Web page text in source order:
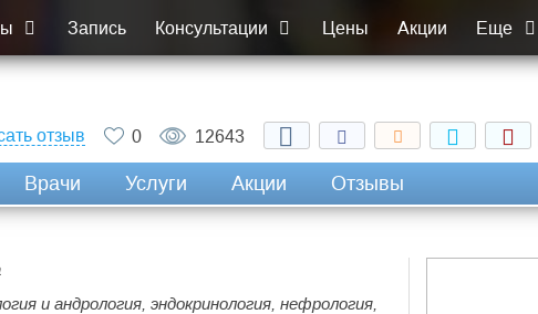
Запись Консультации Цены Акции Еще
отзыв 0 12643
Врачи Услуги Акции Отзывы
и андрология, эндокринология, нефрология,